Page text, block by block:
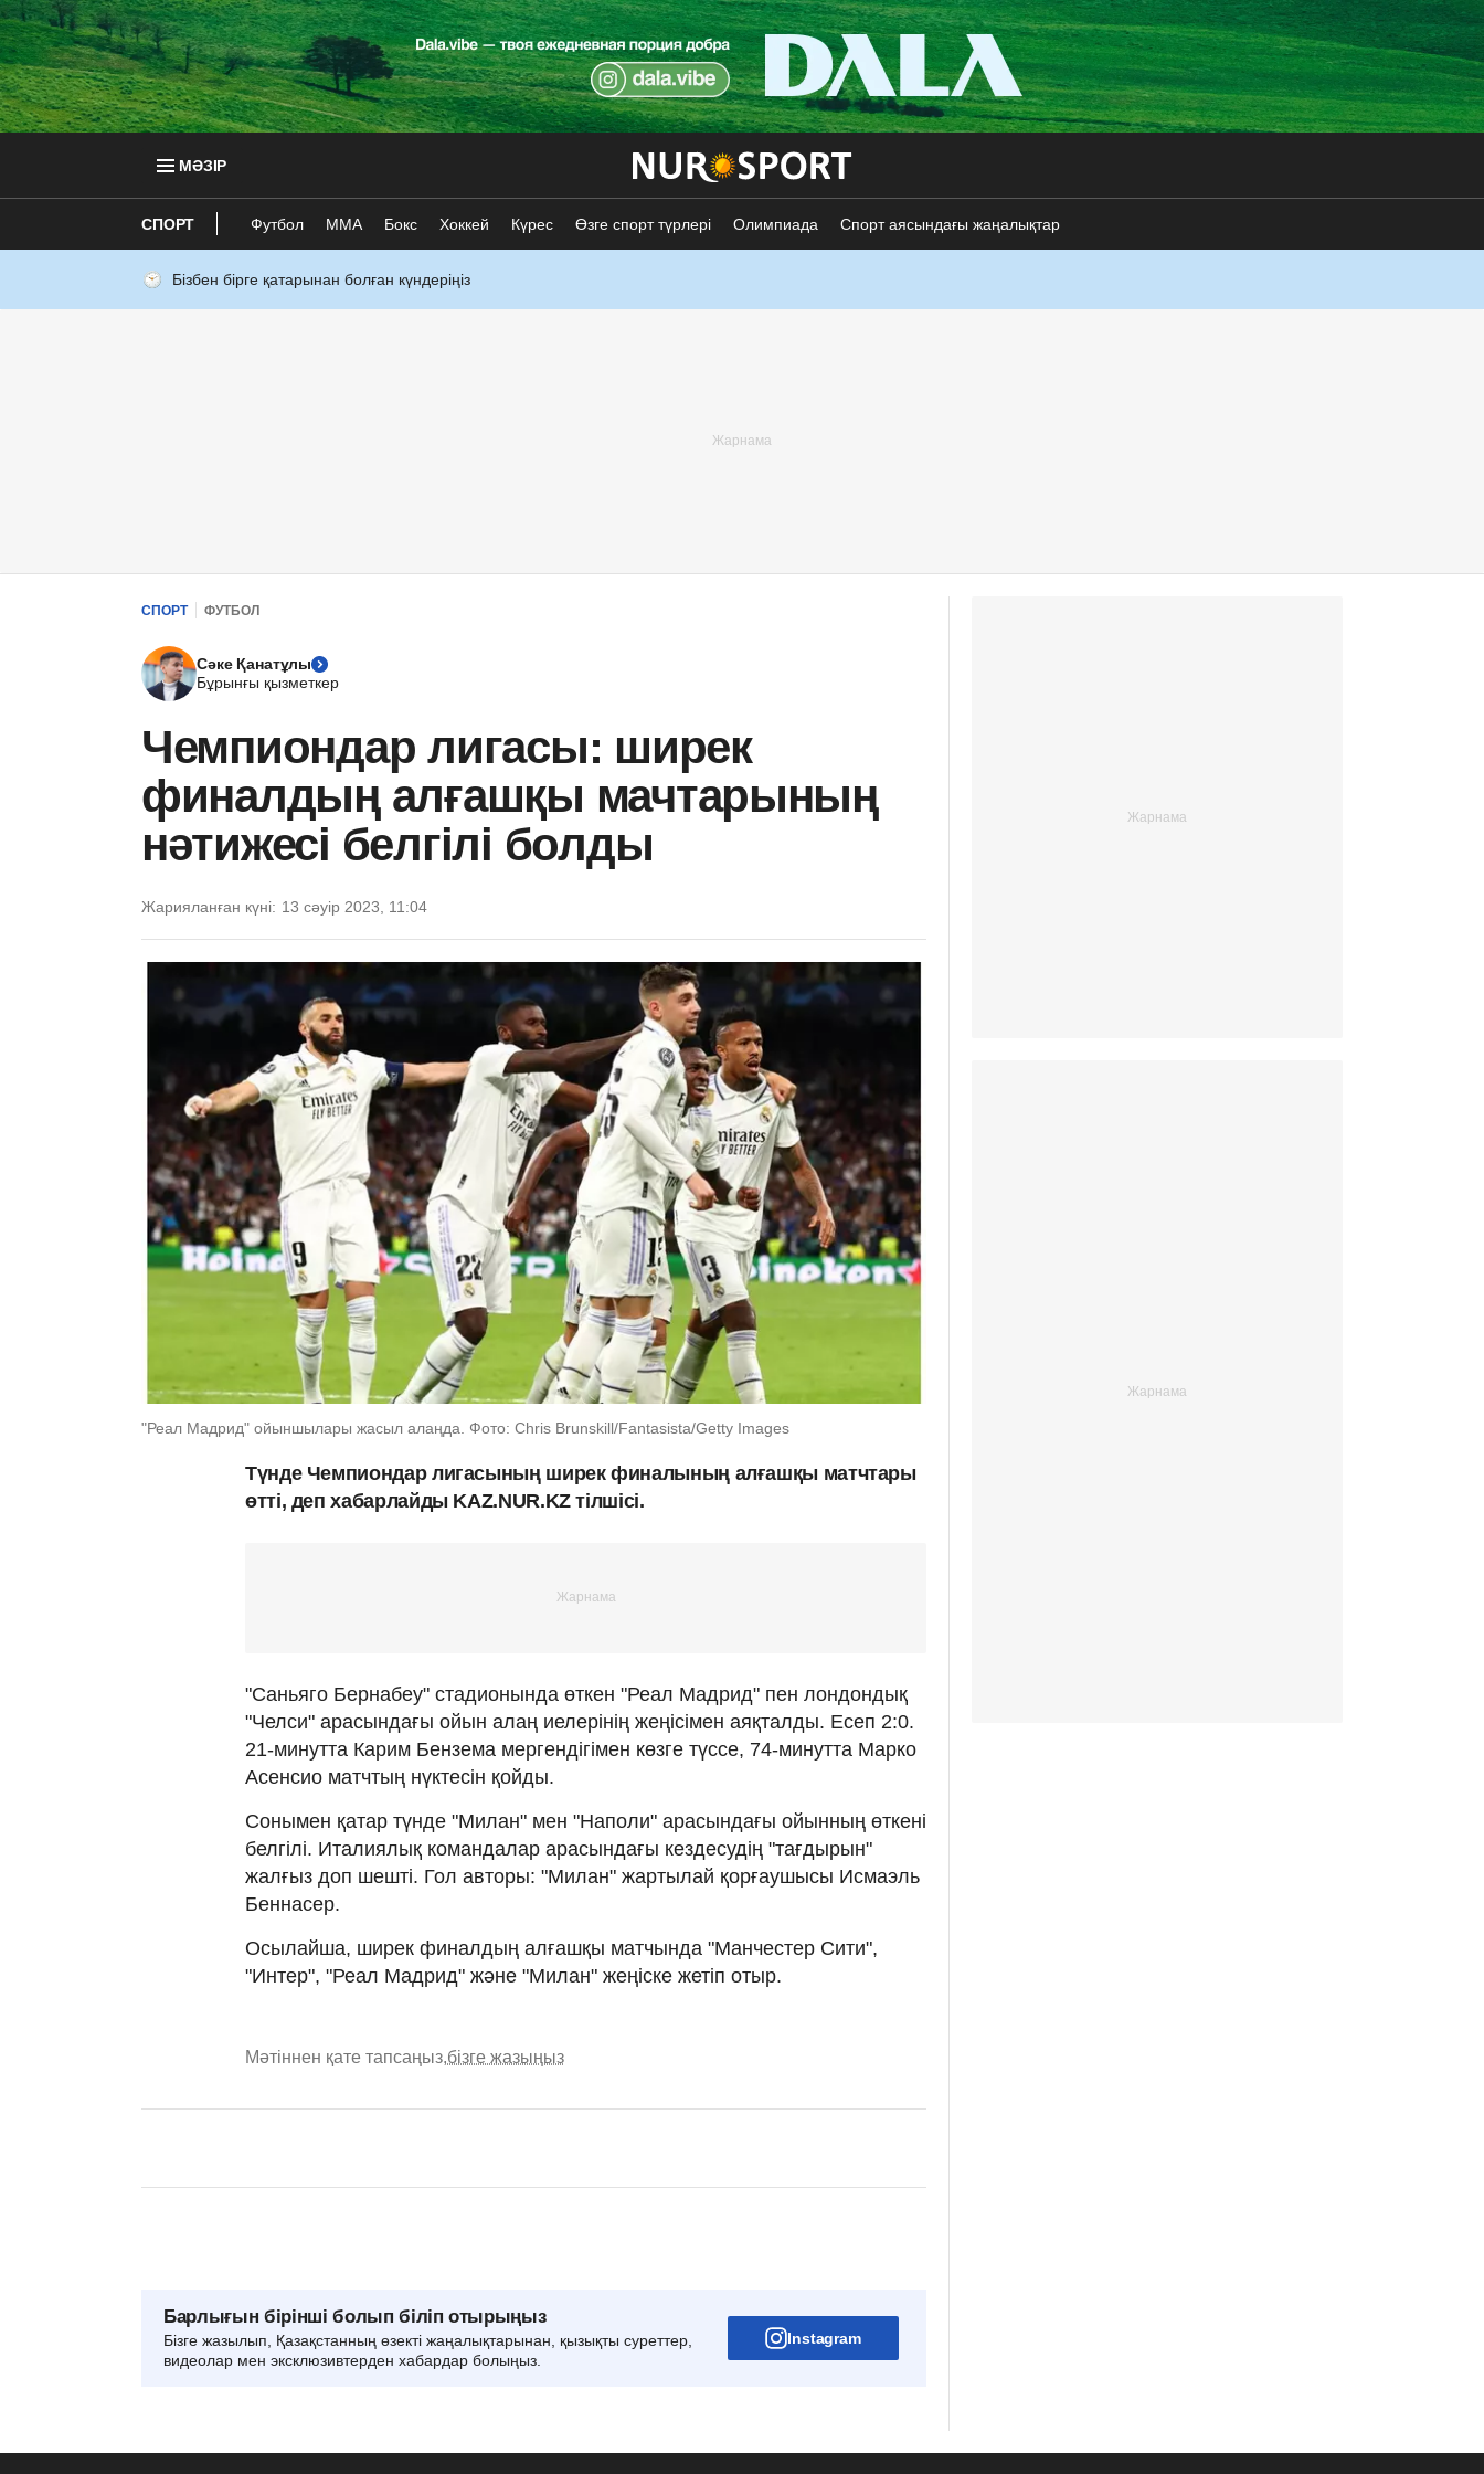
МӘЗІР
СПОРТ Футбол ММА Бокс Хоккей Күрес Өзге спорт түрлері Олимпиада Спорт аясындағы жаңалықтар
Бізбен бірге қатарынан болған күндеріңіз
СПОРТ ФУТБОЛ
Сәке Қанатұлы
Бұрынғы қызметкер
Чемпиондар лигасы: ширек
финалдың алғашқы мачтарының
нәтижесі белгілі болды
Жарияланған күні: 13 сәуір 2023, 11:04
"Реал Мадрид" ойыншылары жасыл алаңда. Фото: Chris Brunskill/Fantasista/Getty Images
Түнде Чемпиондар лигасының ширек финалының алғашқы матчтары
өтті, деп хабарлайды KAZ.NUR.KZ тілшісі.
"Саньяго Бернабеу" стадионында өткен "Реал Мадрид" пен лондондық
"Челси" арасындағы ойын алаң иелерінің жеңісімен аяқталды. Есеп 2:0.
21-минутта Карим Бензема мергендігімен көзге түссе, 74-минутта Марко
Асенсио матчтың нүктесін қойды.
Сонымен қатар түнде "Милан" мен "Наполи" арасындағы ойынның өткені
белгілі. Италиялық командалар арасындағы кездесудің "тағдырын"
жалғыз доп шешті. Гол авторы: "Милан" жартылай қорғаушысы Исмаэль
Беннасер.
Осылайша, ширек финалдың алғашқы матчында "Манчестер Сити",
"Интер", "Реал Мадрид" және "Милан" жеңіске жетіп отыр.
Мәтіннен қате тапсаңыз,бізге жазыңыз
Барлығын бірінші болып біліп отырыңыз
Бізге жазылып, Қазақстанның өзекті жаңалықтарынан, қызықты суреттер,
видеолар мен эксклюзивтерден хабардар болыңыз.
Instagram